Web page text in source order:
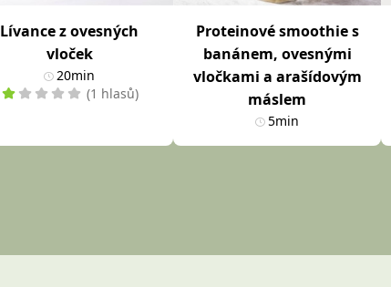
Lívance z ovesných
vloček
20min
(1 hlasů)
Proteinové smoothie s
banánem, ovesnými
vločkami a arašídovým
máslem
5min